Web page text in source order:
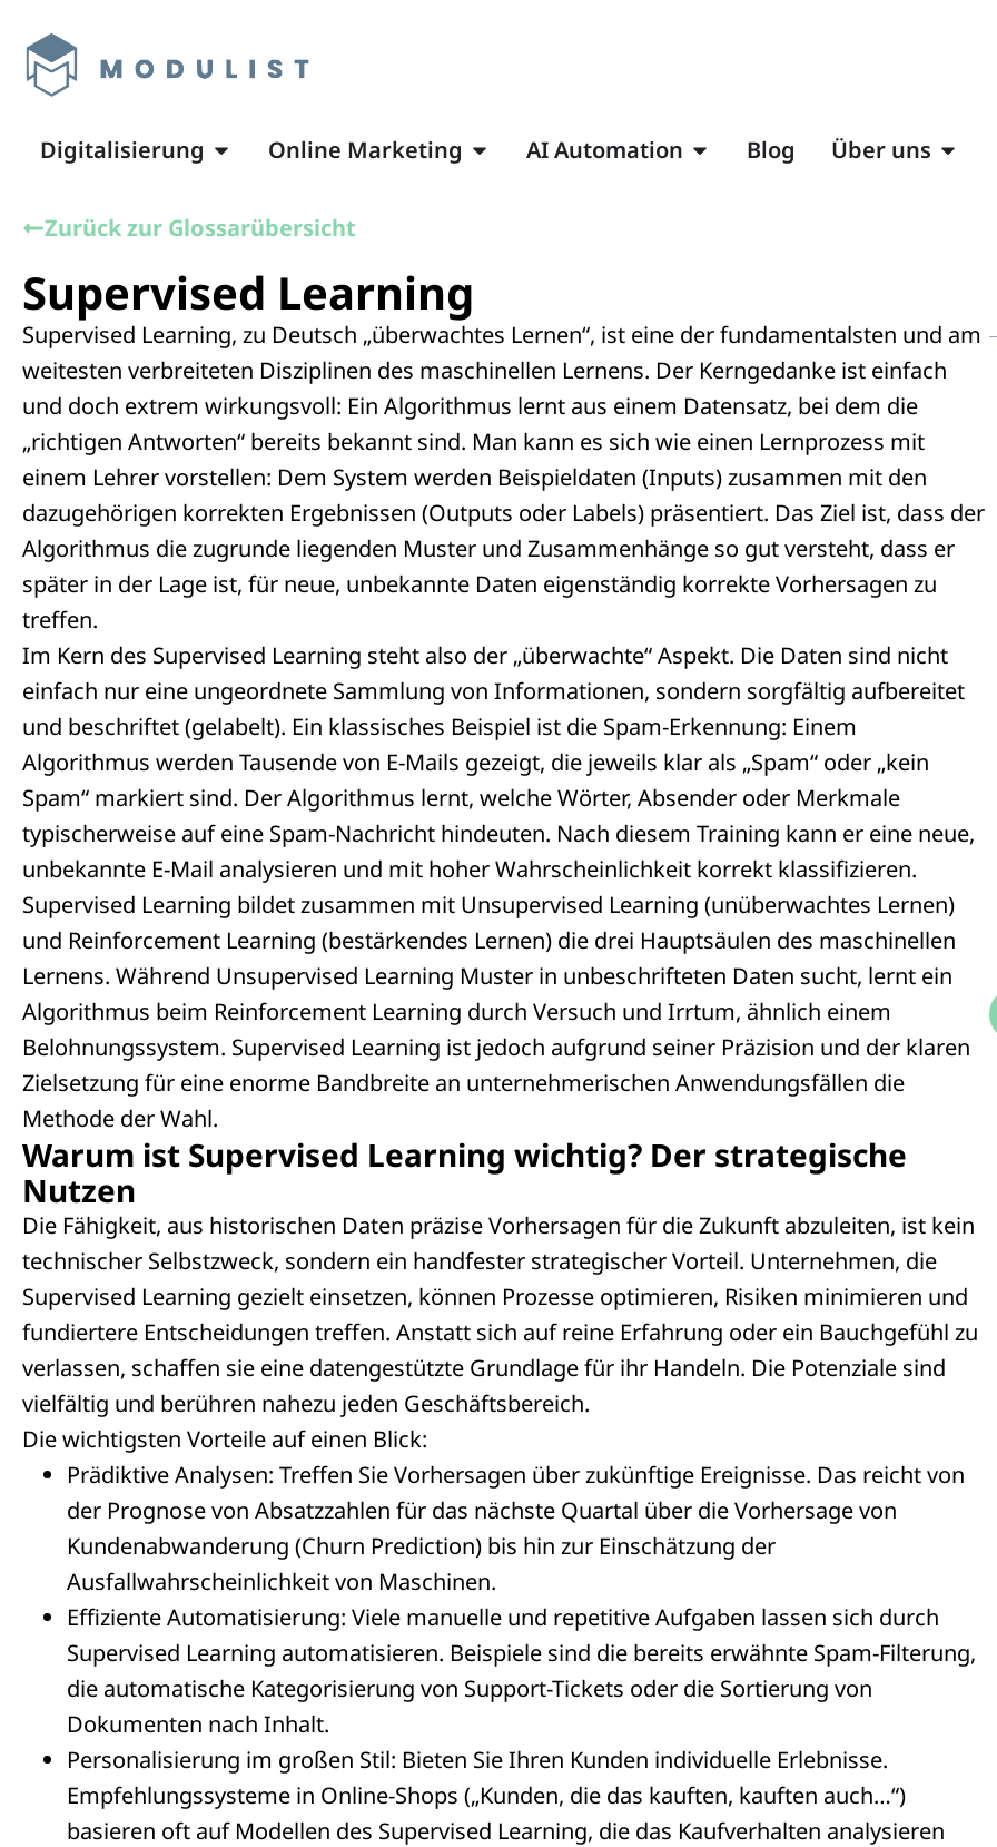
Digitalisierung Online Marketing AI Automation Blog Über uns
Zurück zur Glossarübersicht
Supervised Learning
Supervised Learning, zu Deutsch „überwachtes Lernen“, ist eine der fundamentalsten und am
weitesten verbreiteten Disziplinen des maschinellen Lernens. Der Kerngedanke ist einfach
und doch extrem wirkungsvoll: Ein Algorithmus lernt aus einem Datensatz, bei dem die
„richtigen Antworten“ bereits bekannt sind. Man kann es sich wie einen Lernprozess mit
einem Lehrer vorstellen: Dem System werden Beispieldaten (Inputs) zusammen mit den
dazugehörigen korrekten Ergebnissen (Outputs oder Labels) präsentiert. Das Ziel ist, dass der
Algorithmus die zugrunde liegenden Muster und Zusammenhänge so gut versteht, dass er
später in der Lage ist, für neue, unbekannte Daten eigenständig korrekte Vorhersagen zu
treffen.
Im Kern des Supervised Learning steht also der „überwachte“ Aspekt. Die Daten sind nicht
einfach nur eine ungeordnete Sammlung von Informationen, sondern sorgfältig aufbereitet
und beschriftet (gelabelt). Ein klassisches Beispiel ist die Spam-Erkennung: Einem
Algorithmus werden Tausende von E-Mails gezeigt, die jeweils klar als „Spam“ oder „kein
Spam“ markiert sind. Der Algorithmus lernt, welche Wörter, Absender oder Merkmale
typischerweise auf eine Spam-Nachricht hindeuten. Nach diesem Training kann er eine neue,
unbekannte E-Mail analysieren und mit hoher Wahrscheinlichkeit korrekt klassifizieren.
Supervised Learning bildet zusammen mit Unsupervised Learning (unüberwachtes Lernen)
und Reinforcement Learning (bestärkendes Lernen) die drei Hauptsäulen des maschinellen
Lernens. Während Unsupervised Learning Muster in unbeschrifteten Daten sucht, lernt ein
Algorithmus beim Reinforcement Learning durch Versuch und Irrtum, ähnlich einem
Belohnungssystem. Supervised Learning ist jedoch aufgrund seiner Präzision und der klaren
Zielsetzung für eine enorme Bandbreite an unternehmerischen Anwendungsfällen die
Methode der Wahl.
Warum ist Supervised Learning wichtig? Der strategische
Nutzen
Die Fähigkeit, aus historischen Daten präzise Vorhersagen für die Zukunft abzuleiten, ist kein
technischer Selbstzweck, sondern ein handfester strategischer Vorteil. Unternehmen, die
Supervised Learning gezielt einsetzen, können Prozesse optimieren, Risiken minimieren und
fundiertere Entscheidungen treffen. Anstatt sich auf reine Erfahrung oder ein Bauchgefühl zu
verlassen, schaffen sie eine datengestützte Grundlage für ihr Handeln. Die Potenziale sind
vielfältig und berühren nahezu jeden Geschäftsbereich.
Die wichtigsten Vorteile auf einen Blick:
Prädiktive Analysen: Treffen Sie Vorhersagen über zukünftige Ereignisse. Das reicht von
der Prognose von Absatzzahlen für das nächste Quartal über die Vorhersage von
Kundenabwanderung (Churn Prediction) bis hin zur Einschätzung der
Ausfallwahrscheinlichkeit von Maschinen.
Effiziente Automatisierung: Viele manuelle und repetitive Aufgaben lassen sich durch
Supervised Learning automatisieren. Beispiele sind die bereits erwähnte Spam-Filterung,
die automatische Kategorisierung von Support-Tickets oder die Sortierung von
Dokumenten nach Inhalt.
Personalisierung im großen Stil: Bieten Sie Ihren Kunden individuelle Erlebnisse.
Empfehlungssysteme in Online-Shops („Kunden, die das kauften, kauften auch…“)
basieren oft auf Modellen des Supervised Learning, die das Kaufverhalten analysieren